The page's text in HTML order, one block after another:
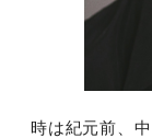
時は紀元前、